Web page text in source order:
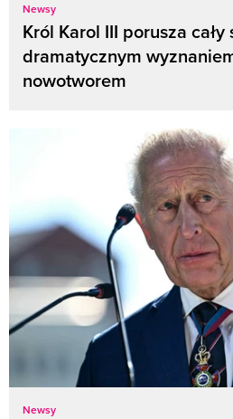
Newsy
Król Karol III porusza cały
dramatycznym
nowotworem
Newsy